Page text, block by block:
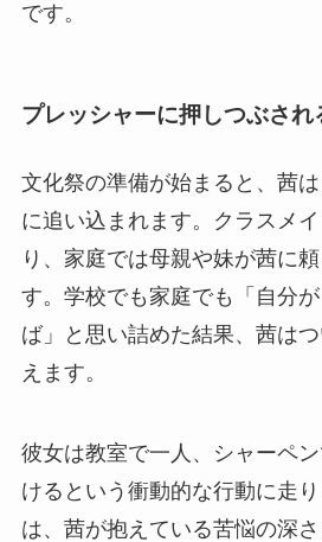
です。
プレッシャーに押しつぶされ
文化祭の準備が始まると、茜
に追い込まれます。クラスメ
り、家庭では母親や妹が茜に
す。 学校でも家庭でも「自分
ば」と思い詰めた結果、茜は
えます。
彼女は教室で一人、シャーペ
けるという衝動的な行動に走
は、茜が抱えている苦悩の深